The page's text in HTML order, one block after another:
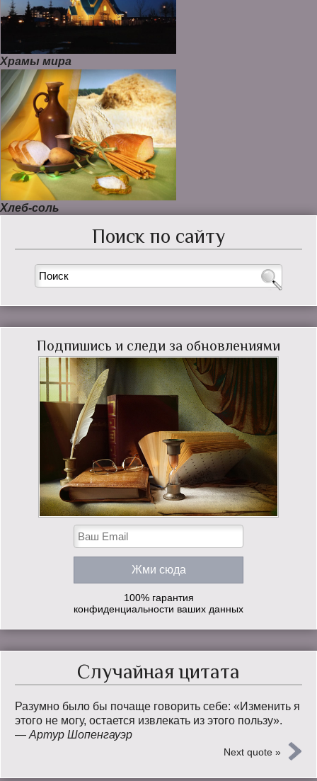
Храмы мира
Хлеб-соль
Поиск по сайту
Подпишись и следи за обновлениями
100% гарантия
конфиденциальности ваших данных
Случайная цитата
Разумно было бы почаще говорить себе: «Изменить я
этого не могу, остается извлекать из этого пользу».
— Артур Шопенгауэр
Next quote »